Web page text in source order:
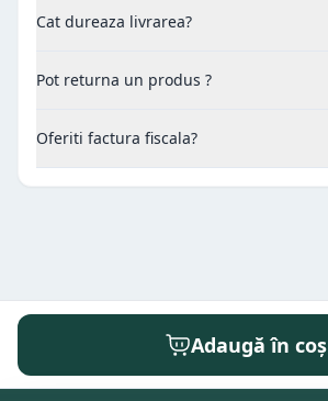
Cat dureaza livrarea?
Pot returna un produs ?
Oferiti factura fiscala?
Adaugă în coș